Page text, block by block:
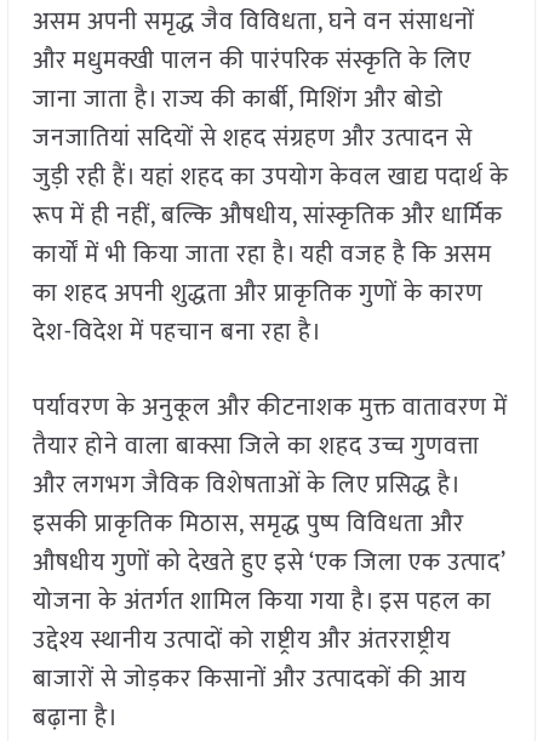
असम अपनी समृद्ध जैव विविधता, घने वन संसाधनों
और मधुमक्खी पालन की पारंपरिक संस्कृति के लिए
जाना जाता है। राज्य की कार्बी, मिशिंग और बोडो
जनजातियां सदियों से शहद संग्रहण और उत्पादन से
जुड़ी रही हैं। यहां शहद का उपयोग केवल खाद्य पदार्थ के
रूप में ही नहीं, बल्कि औषधीय, सांस्कृतिक और धार्मिक
कार्यों में भी किया जाता रहा है। यही वजह है कि असम
का शहद अपनी शुद्धता और प्राकृतिक गुणों के कारण
देश-विदेश में पहचान बना रहा है।
पर्यावरण के अनुकूल और कीटनाशक मुक्त वातावरण में
तैयार होने वाला बाक्सा जिले का शहद उच्च गुणवत्ता
और लगभग जैविक विशेषताओं के लिए प्रसिद्ध है।
इसकी प्राकृतिक मिठास, समृद्ध पुष्प विविधता और
औषधीय गुणों को देखते हुए इसे ‘एक जिला एक उत्पाद’
योजना के अंतर्गत शामिल किया गया है। इस पहल का
उद्देश्य स्थानीय उत्पादों को राष्ट्रीय और अंतरराष्ट्रीय
बाजारों से जोड़कर किसानों और उत्पादकों की आय
बढ़ाना है।